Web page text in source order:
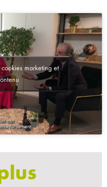
marketing et